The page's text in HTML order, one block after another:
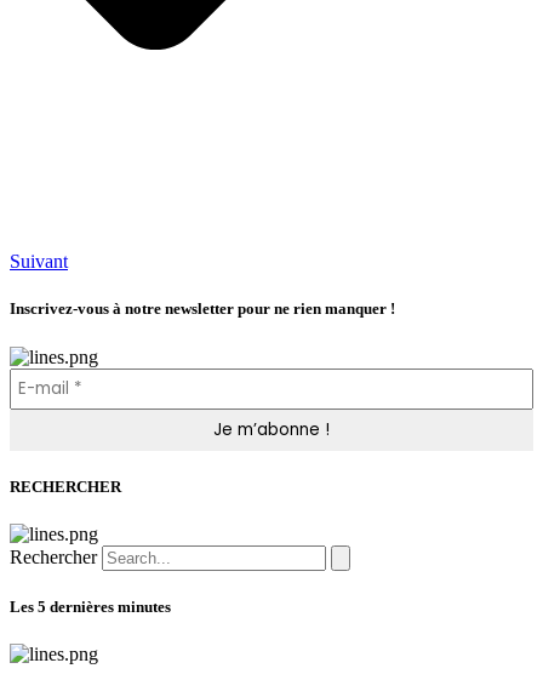
Suivant
Inscrivez-vous à notre newsletter pour ne rien manquer !
RECHERCHER
Rechercher
Les 5 dernières minutes